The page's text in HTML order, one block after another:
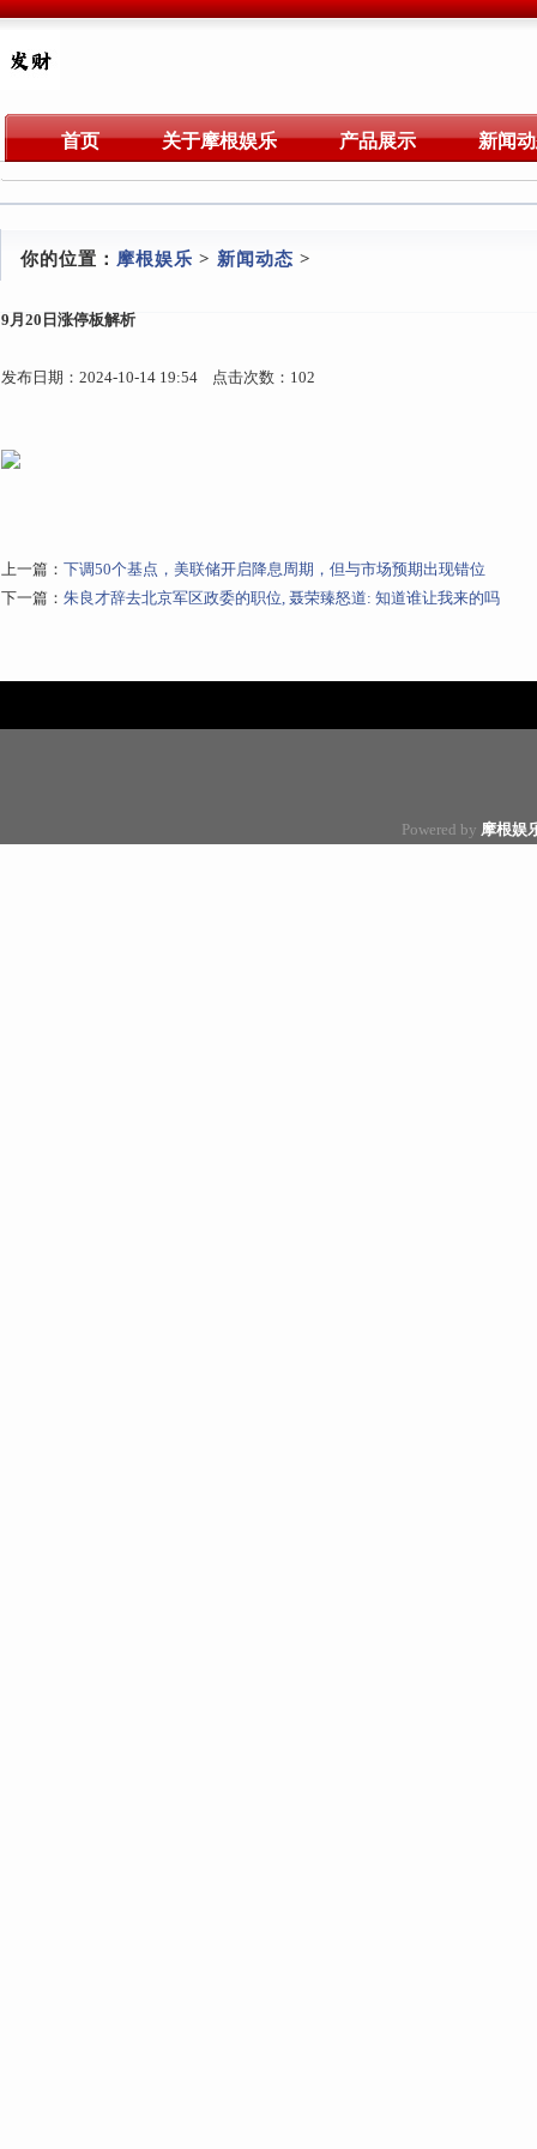
首页 关于摩根娱乐 产品展示 新闻
你的位置： 摩根娱乐 > 新闻动态 >
9月20日涨停板解析
发布日期：2024-10-14 19:54 点击次数：102
上一篇： 下调50个基点，美联储开启降息周期，但与市场预期出现错位
下一篇： 朱良才辞去北京军区政委的职位, 聂荣臻怒道: 知道谁让我来的吗
Powered by 摩根娱